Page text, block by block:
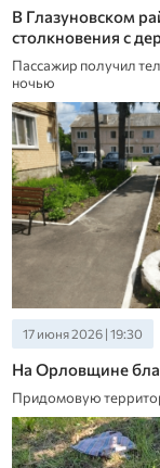
В Глазуновском
столкновения с
Пассажир получил
ночью
17 июня 2026 | 19:30
На Орловщине
Придомовую